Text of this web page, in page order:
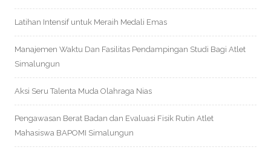
Latihan Intensif untuk Meraih Medali Emas
Manajemen Waktu Dan Fasilitas Pendampingan Studi Bagi Atlet
Simalungun
Aksi Seru Talenta Muda Olahraga Nias
Pengawasan Berat Badan dan Evaluasi Fisik Rutin Atlet
Mahasiswa BAPOMI Simalungun